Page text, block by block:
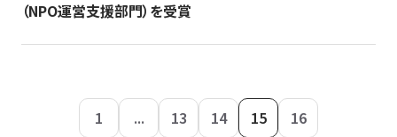
（NPO運営支援部門）を受賞
1 ... 13 14 15 16